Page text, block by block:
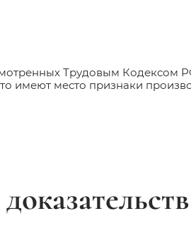
Трудовым Кодексом
имеют место признаки